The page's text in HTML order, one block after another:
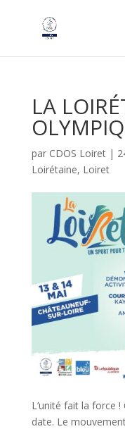
LA
par CDOS Loiret|
Loirétaine, Loiret
L’unité fait la force
date. Le